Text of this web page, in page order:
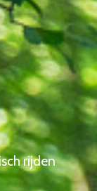
rijden